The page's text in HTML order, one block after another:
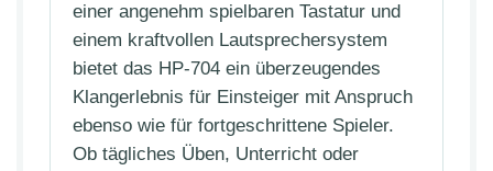
einer angenehm spielbaren Tastatur und
einem kraftvollen Lautsprechersystem
bietet das HP-704 ein überzeugendes
Klangerlebnis für Einsteiger mit Anspruch
ebenso wie für fortgeschrittene Spieler.
Ob tägliches Üben, Unterricht oder